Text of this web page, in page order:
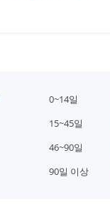
0~14일
15~45일
46~90일
90일 이상